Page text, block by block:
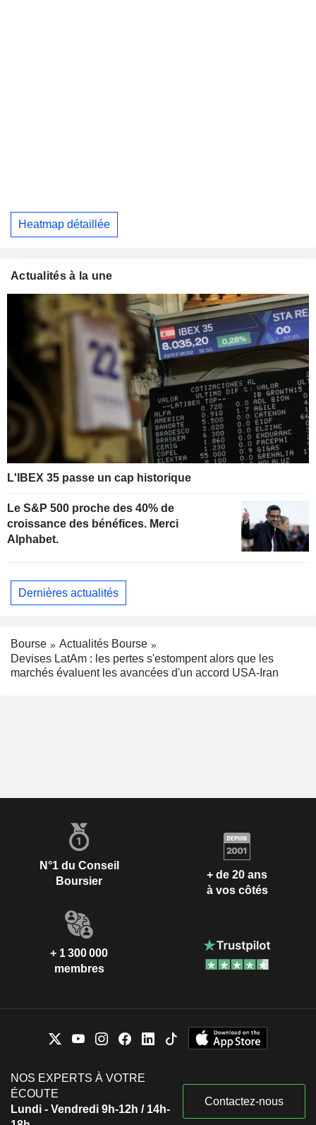
Heatmap détaillée
Actualités à la une
L'IBEX 35 passe un cap historique
Le S&P 500 proche des 40% de
croissance des bénéfices. Merci
Alphabet.
Dernières actualités
Bourse
Actualités Bourse
Devises LatAm : les pertes s'estompent alors que les
marchés évaluent les avancées d'un accord USA-Iran
N°1 du Conseil
Boursier
+ de 20 ans
à vos côtés
+ 1 300 000
membres
NOS EXPERTS À VOTRE
ÉCOUTE
Lundi - Vendredi 9h-12h / 14h-
Contactez-nous